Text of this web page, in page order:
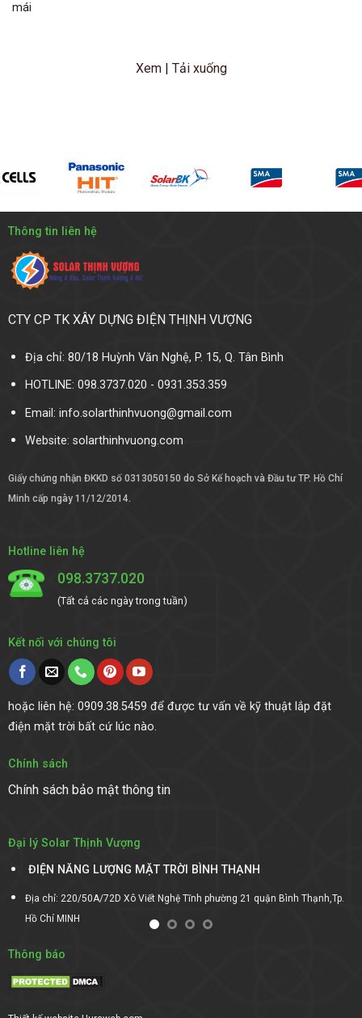
mái
Xem| Tải xuống
Thông tin liên hệ
CTY CP TK XÂY DỰNG ĐIỆN THỊNH VƯỢNG
Địa chỉ: 80/18 Huỳnh Văn Nghệ, P. 15, Q. Tân Bình
HOTLINE: 098.3737.020 - 0931.353.359
Email: info.solarthinhvuong@gmail.com
Website: solarthinhvuong.com
Giấy chứng nhận ĐKKD số 0313050150 do Sở Kế hoạch và Đầu tư TP. Hồ Chí
Minh cấp ngày 11/12/2014.
Hotline liên hệ
098.3737.020
(Tất cả các ngày trong tuần)
Kết nối với chúng tôi
hoặc liên hệ: 0909.38.5459 để được tư vấn về kỹ thuật lắp đặt
điện mặt trời bất cứ lúc nào.
Chính sách
Chính sách bảo mật thông tin
Đại lý Solar Thịnh Vượng
ĐIỆN NĂNG LƯỢNG MẶT TRỜI BÌNH THẠNH
Địa chỉ: 220/50A/72D Xô Viết Nghệ Tĩnh phường 21 quận Bình Thạnh,Tp.
Hồ Chí MINH
Thông báo